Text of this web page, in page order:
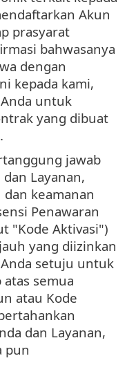
Akun
prasyarat
bahwasanya
dengan
kepada kami,
untuk
yang dibuat
jawab
Layanan,
keamanan
Penawaran
"Kode Aktivasi")
yang diizinkan
setuju untuk
semua
atau Kode
dan Layanan,
pun